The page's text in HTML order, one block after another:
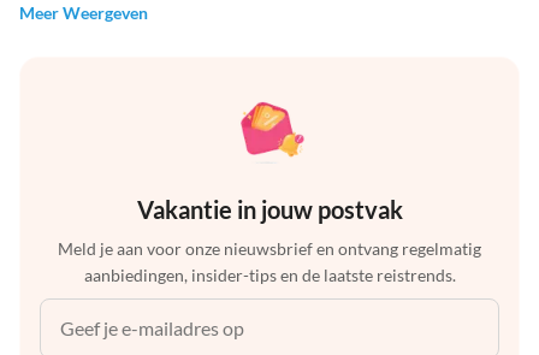
Meer Weergeven
Vakantie in jouw postvak
Meld je aan voor onze nieuwsbrief en ontvang regelmatig
aanbiedingen, insider-tips en de laatste reistrends.